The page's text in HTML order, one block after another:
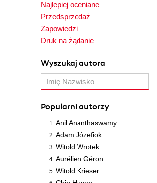
Najlepiej oceniane
Przedsprzedaż
Zapowiedzi
Druk na żądanie
Wyszukaj autora
Popularni autorzy
Anil Ananthaswamy
Adam Józefiok
Witold Wrotek
Aurélien Géron
Witold Krieser